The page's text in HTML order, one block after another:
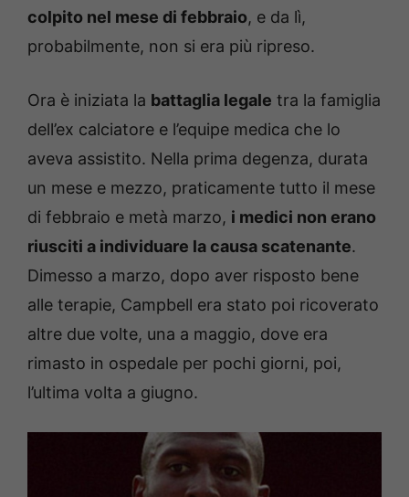
colpito nel mese di febbraio, e da lì,
probabilmente, non si era più ripreso.
Ora è iniziata la battaglia legale tra la famiglia
dell’ex calciatore e l’equipe medica che lo
aveva assistito. Nella prima degenza, durata
un mese e mezzo, praticamente tutto il mese
di febbraio e metà marzo, i medici non erano
riusciti a individuare la causa scatenante.
Dimesso a marzo, dopo aver risposto bene
alle terapie, Campbell era stato poi ricoverato
altre due volte, una a maggio, dove era
rimasto in ospedale per pochi giorni, poi,
l’ultima volta a giugno.